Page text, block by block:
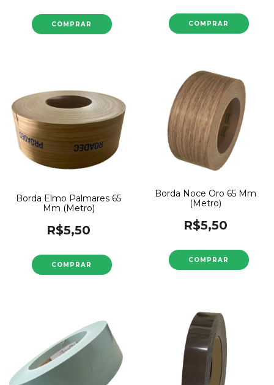
Borda Elmo Palmares 65
Mm (Metro)
R$5,50
Borda Noce Oro 65 Mm
(Metro)
R$5,50